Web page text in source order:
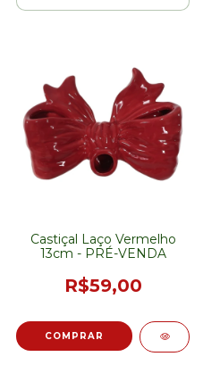
Castiçal Laço Vermelho
13cm - PRÉ-VENDA
R$59,00